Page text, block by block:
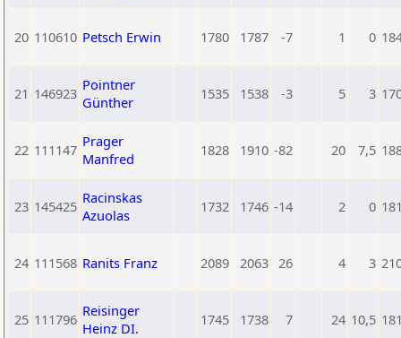
20 110610 Petsch Erwin 1780 1787 -7 1 0
21 146923 Pointner
Günther
1535 1538 -3 5 3
22 111147 Prager
Manfred
1828 1910 -82 20 7,5
23 145425 Racinskas
Azuolas
1732 1746 -14 2 0
24 111568 Ranits Franz 2089 2063 26 4 3
25 111796 Reisinger
Heinz DI.
1745 1738 7 24 10,5